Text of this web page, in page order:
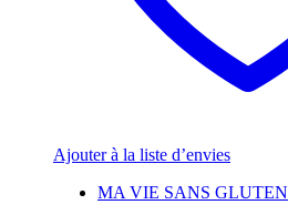
Ajouter à la liste d’envies
MA VIE SANS GLUTEN